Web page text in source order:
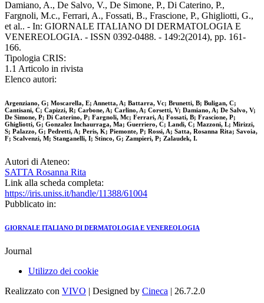
Damiano, A., De Salvo, V., De Simone, P., Di Caterino, P.,
Fargnoli, M.c., Ferrari, A., Fossati, B., Frascione, P., Ghigliotti, G.,
et al.. - In: GIORNALE ITALIANO DI DERMATOLOGIA E
VENEREOLOGIA. - ISSN 0392-0488. - 149:2(2014), pp. 161-
166.
Tipologia CRIS:
1.1 Articolo in rivista
Elenco autori:
Argenziano, G; Moscarella, E; Annetta, A; Battarra, Vc; Brunetti, B; Buligan, C;
Cantisani, C; Capizzi, R; Carbone, A; Carlino, A; Corsetti, V; Damiano, A; De Salvo, V;
De Simone, P; Di Caterino, P; Fargnoli, Mc; Ferrari, A; Fossati, B; Frascione, P;
Ghigliotti, G; Gonzalez Inchaurraga, Ma; Guerriero, C; Landi, C; Mazzoni, L; Mirizzi,
S; Palazzo, G; Pedretti, A; Peris, K; Piemonte, P; Rossi, A; Satta, Rosanna Rita; Savoia,
F; Scalvenzi, M; Stanganelli, I; Stinco, G; Zampieri, P; Zalaudek, I.
Autori di Ateneo:
SATTA Rosanna Rita
Link alla scheda completa:
https://iris.uniss.it/handle/11388/61004
Pubblicato in:
GIORNALE ITALIANO DI DERMATOLOGIA E VENEREOLOGIA
Journal
Utilizzo dei cookie
Realizzato con VIVO | Designed by Cineca | 26.7.2.0